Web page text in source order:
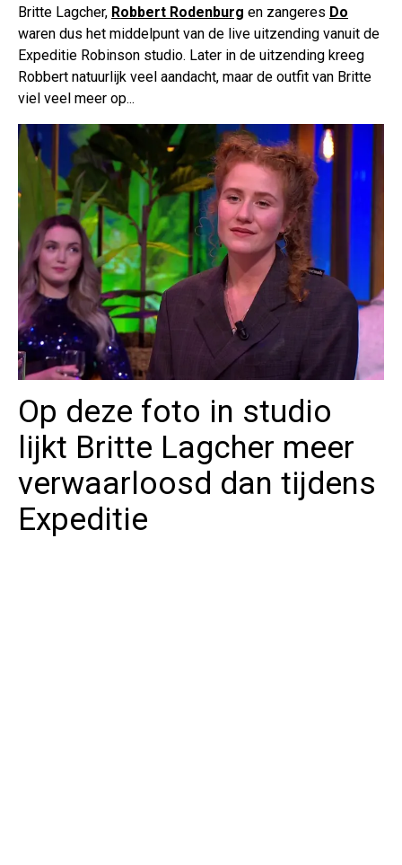
Britte Lagcher, Robbert Rodenburg en zangeres Do
waren dus het middelpunt van de live uitzending vanuit de
Expeditie Robinson studio. Later in de uitzending kreeg
Robbert natuurlijk veel aandacht, maar de outfit van Britte
viel veel meer op...
Op deze foto in studio
lijkt Britte Lagcher meer
verwaarloosd dan tijdens
Expeditie